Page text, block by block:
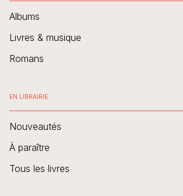
Albums
Livres & musique
Romans
EN LIBRAIRIE
Nouveautés
À paraître
Tous les livres